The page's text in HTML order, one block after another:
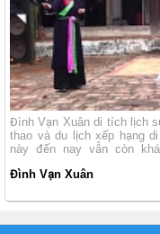
Đình Vạn Xuân
Đình Vạn Xuân di tích lịch
thao và du lịch xếp hạng
này đến nay vẫn còn